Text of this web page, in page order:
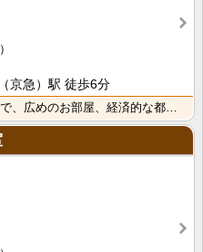
京急）駅 徒歩6分
礼金無し、駅から平坦地で徒歩６分で、広めのお部屋、経済的な都市ガス使用、是非ご内見下さい。